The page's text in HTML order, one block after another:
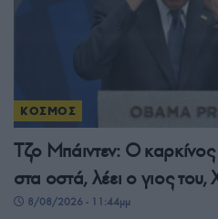
ΚΟΣΜΟΣ
Τζο Μπάιντεν: Ο καρκίνος
στα οστά, λέει ο γιος του,
8/08/2026 - 11:44μμ